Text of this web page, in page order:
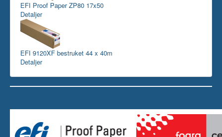
EFI Proof Paper ZP80 17x50
Detaljer
EFI 9120XF bestruket 44 x 40m
Detaljer